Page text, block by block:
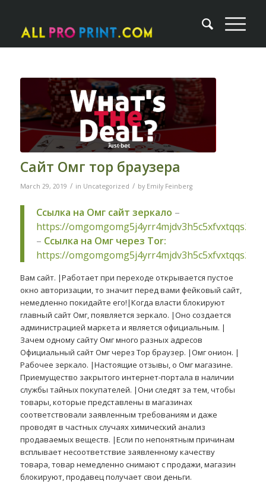
Сайт Омг тор браузера
March 29, 2019 / in Uncategorized / by Emily Feinberg
Ссылка на Омг сайт зеркало –
https://
– Ссылка на Омг через Tor:
https://
Вам сайт. |Работает при переходе открывается пустое
окно авторизации, то значит перед вами фейковый сайт,
немедленно покидайте его!|Когда власти блокируют
главный сайт Омг, появляется зеркало. |Оно создается
администрацией маркета и является официальным. |
Зачем одному сайту Омг много разных адресов
Официальный сайт Омг через Тор браузер. |Омг онион. |
Рабочее зеркало. |Настоящие отзывы, о Омг магазине.
Приемущество закрытого интернет-портала в наличии
службы тайных покупателей. |Они следят за тем, чтобы
товары, которые представлены в магазинах
соответствовали заявленным требованиям и даже
проводят в частных случаях химический анализ
продаваемых веществ. |Если по непонятным причинам
всплывает несоответствие заявленному качеству
товара, товар немедленно снимают с продажи, магазин
блокируют, продавец получает свои деньги.